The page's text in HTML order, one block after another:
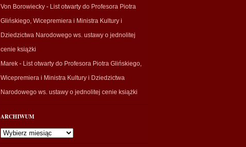
Von Borowiecky - List otwarty do Profesora Piotra
Glińskiego, Wicepremiera i Ministra Kultury i
Dziedzictwa Narodowego ws. ustawy o jednolitej
cenie książki
Marek - List otwarty do Profesora Piotra Glińskiego,
Wicepremiera i Ministra Kultury i Dziedzictwa
Narodowego ws. ustawy o jednolitej cenie książki
ARCHIWUM
Archiwum